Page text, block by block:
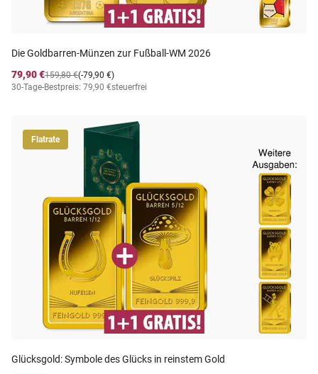
Die Goldbarren-Münzen zur Fußball-WM 2026
79,90 €
(-79,90 €)
159,80 €
30-Tage-Bestpreis: 79,90 €steuerfrei
Flatrate
Glücksgold: Symbole des Glücks in reinstem Gold